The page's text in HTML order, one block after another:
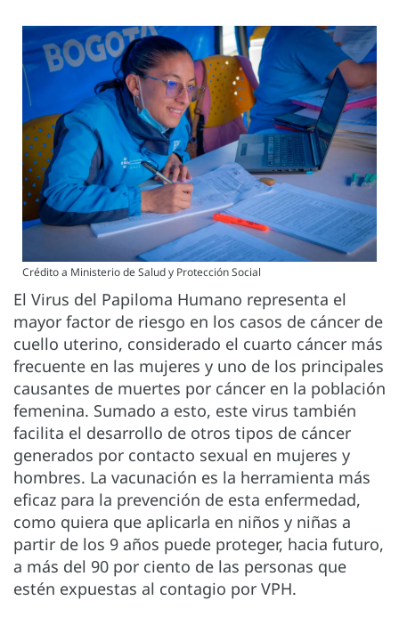
Crédito a Ministerio de Salud y Protección Social
El Virus del Papiloma Humano representa el
mayor factor de riesgo en los casos de cáncer de
cuello uterino, considerado el cuarto cáncer más
frecuente en las mujeres y uno de los principales
causantes de muertes por cáncer en la población
femenina. Sumado a esto, este virus también
facilita el desarrollo de otros tipos de cáncer
generados por contacto sexual en mujeres y
hombres. La vacunación es la herramienta más
eficaz para la prevención de esta enfermedad,
como quiera que aplicarla en niños y niñas a
partir de los 9 años puede proteger, hacia futuro,
a más del 90 por ciento de las personas que
estén expuestas al contagio por VPH.